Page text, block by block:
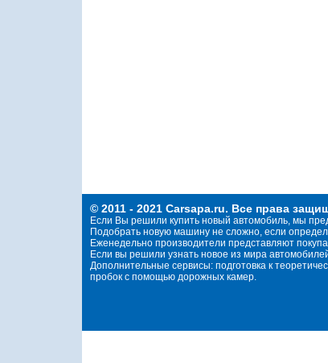
© 2011 - 2021 Carsapa.ru. Все права
Если Вы решили купить новый автомобиль, мы
Подобрать новую машину не сложно, если
Еженедельно производители представляют
Если вы решили узнать новое из мира
Дополнительные сервисы: подготовка к
пробок с помощью дорожных камер.